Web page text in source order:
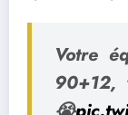
Votre
90+12,